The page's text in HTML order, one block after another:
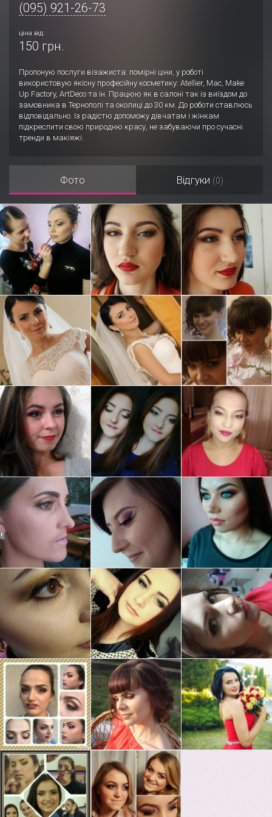
(095) 921-26-73
ціна від:
150 грн.
Пропоную послуги візажиста: помірні ціни, у роботі
використовую якісну профеcійну косметику: Atellier, Mac, Make
Up Factory, ArtDeco та ін. Працюю як в салоні так із виїздом до
замовника в Тернополі та околиці до 30 км. До роботи ставлюсь
відповідально. Із радістю допоможу дівчатам і жінкам
підкреслити свою природню красу, не забуваючи про сучасні
тренди в макіяжі.
Фото Відгуки (0)